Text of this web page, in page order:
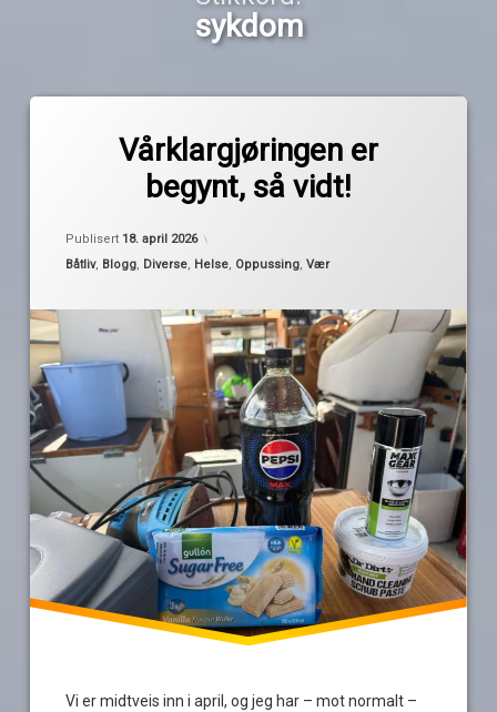
sykdom
Vårklargjøringen er
begynt, så vidt!
Publisert 18. april 2026
Kategorier:
Båtliv, Blogg, Diverse, Helse, Oppussing,Vær
Vi er midtveis inn i april, og jeg har – mot normalt –
sykdom